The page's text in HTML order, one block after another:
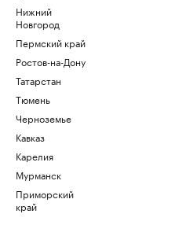
Нижний
Новгород
Пермский край
Ростов-на-Дону
Татарстан
Тюмень
Черноземье
Кавказ
Карелия
Мурманск
Приморский
край